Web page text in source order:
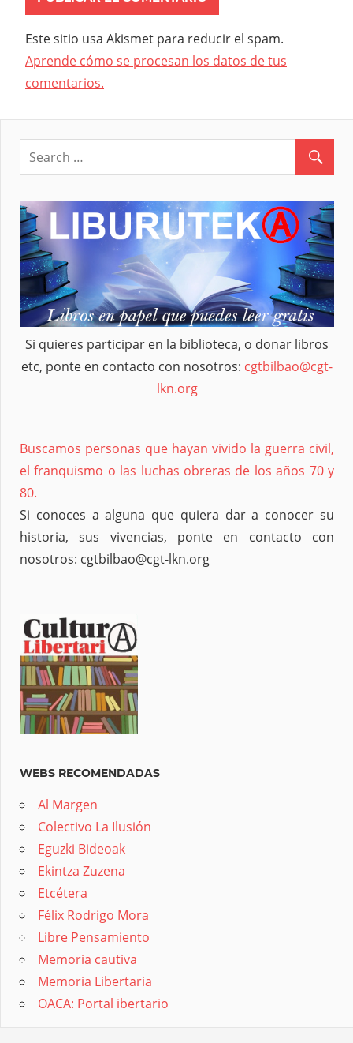
Este sitio usa Akismet para reducir el spam.
Aprende cómo se procesan los datos de tus
comentarios.
Si quieres participar en la biblioteca, o donar libros
etc, ponte en contacto con nosotros: cgtbilbao@cgt-
lkn.org
Buscamos personas que hayan vivido la guerra civil,
el franquismo o las luchas obreras de los años 70 y
80.
Si conoces a alguna que quiera dar a conocer su
historia, sus vivencias, ponte en contacto con
nosotros: cgtbilbao@cgt-lkn.org
WEBS RECOMENDADAS
Al Margen
Colectivo La Ilusión
Eguzki Bideoak
Ekintza Zuzena
Etcétera
Félix Rodrigo Mora
Libre Pensamiento
Memoria cautiva
Memoria Libertaria
OACA: Portal ibertario